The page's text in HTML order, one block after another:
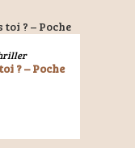
? – Poche